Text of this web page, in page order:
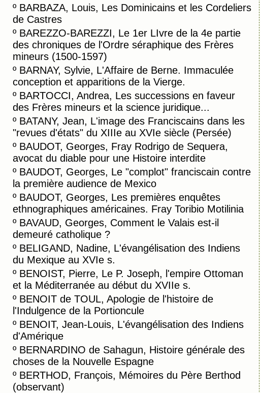
º BARBAZA, Louis, Les Dominicains et les Cordeliers
de Castres
º BAREZZO-BAREZZI, Le 1er LIvre de la 4e partie
des chroniques de l'Ordre séraphique des Frères
mineurs (1500-1597)
º BARNAY, Sylvie, L'Affaire de Berne. Immaculée
conception et apparitions de la Vierge.
º BARTOCCI, Andrea, Les successions en faveur
des Frères mineurs et la science juridique...
º BATANY, Jean, L'image des Franciscains dans les
"revues d'états" du XIIIe au XVIe siècle (Persée)
º BAUDOT, Georges, Fray Rodrigo de Sequera,
avocat du diable pour une Histoire interdite
º BAUDOT, Georges, Le "complot" franciscain contre
la première audience de Mexico
º BAUDOT, Georges, Les premières enquêtes
ethnographiques américaines. Fray Toribio Motilinia
º BAVAUD, Georges, Comment le Valais est-il
demeuré catholique ?
º BELIGAND, Nadine, L'évangélisation des Indiens
du Mexique au XVIe s.
º BENOIST, Pierre, Le P. Joseph, l'empire Ottoman
et la Méditerranée au début du XVIIe s.
º BENOIT de TOUL, Apologie de l'histoire de
l'Indulgence de la Portioncule
º BENOIT, Jean-Louis, L'évangélisation des Indiens
d'Amérique
º BERNARDINO de Sahagun, Histoire générale des
choses de la Nouvelle Espagne
º BERTHOD, François, Mémoires du Père Berthod
(observant)